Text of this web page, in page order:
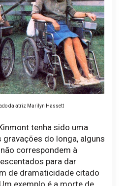
da atriz Marilyn Hassett
tenha sido uma
do longa, alguns
correspondem à
para dar
de dramaticidade citado
exemplo é a morte de